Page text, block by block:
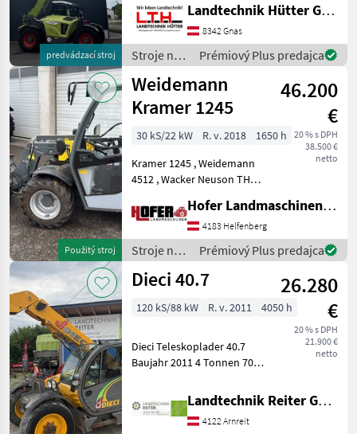
predvádzací stroj
mit 8, 01 m Aushubhöhe
und 4.800 kg Hubkraft
Teleskoparm: - Zweiteiliger,
hydraulisch ausfahrbarer T
Landtechnik Hütter GmbH & Co KG
8342 Gnas
Stroje na
stavbu /
Claas
Prémiový Plus predajca
Použitý stroj
Weidemann
Kramer 1245
46.200
€
20 % s DPH
38.500 €
netto
30 kS/22 kW R. v. 2018
1650 h
Kramer 1245 , Weidemann
4512 , Wacker Neuson TH
Palettengabel. Breitreifen
hydrostatický , 4-kolesový,
Palivo: , , , závesné
zariadenia, hidrauli
Hofer Landmaschinen Handels GmbH.
4183 Helfenberg
Stroje na
stavbu /
Weidemann
Prémiový Plus predajca
Dieci 40.7
26.280
€
20 % s DPH
21.900 €
netto
120 kS/88 kW R. v. 2011 4050 h
Dieci Teleskoplader 40.7
Baujahr 2011 4 Tonnen 705
horizontale Reichweite
125PS FPT Motor 24 Zoll
Reifen 3. Steuerkreis Dieci
Landtechnik Reiter GmbH.
4122 Arnreit